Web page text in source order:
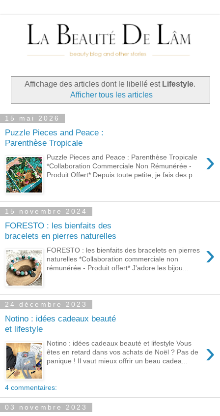
Affichage des articles dont le libellé est Lifestyle.
Afficher tous les articles
15 mai 2026
Puzzle Pieces and Peace :
Parenthèse Tropicale
›
Puzzle Pieces and Peace : Parenthèse Tropicale
*Collaboration Commerciale Non Rémunérée -
Produit Offert* Depuis toute petite, je fais des p...
15 novembre 2024
FORESTO : les bienfaits des
bracelets en pierres naturelles
›
FORESTO : les bienfaits des bracelets en pierres
naturelles *Collaboration commerciale non
rémunérée - Produit offert* J'adore les bijou...
24 décembre 2023
Notino : idées cadeaux beauté
et lifestyle
›
Notino : idées cadeaux beauté et lifestyle Vous
êtes en retard dans vos achats de Noël ? Pas de
panique ! Il vaut mieux offrir un beau cadea...
4 commentaires:
03 novembre 2023